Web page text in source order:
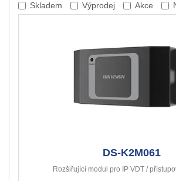
Skladem Výprodej Akce
DS-K2M061
Rozšiřující modul pro IP VDT /